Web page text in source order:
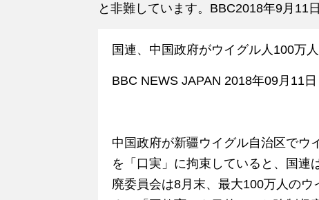
と非難しています。BBC2018年9月11
国連、中国政府がウイグル人100万
BBC NEWS JAPAN 2018年09月11日
中国政府が新疆ウイグル自治区でウ
を「口実」に拘束していると、国連
廃委員会は8月末、最大100万人の